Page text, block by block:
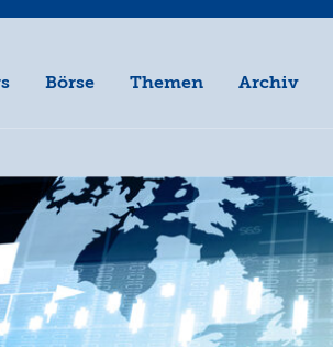
Börse Themen Archiv